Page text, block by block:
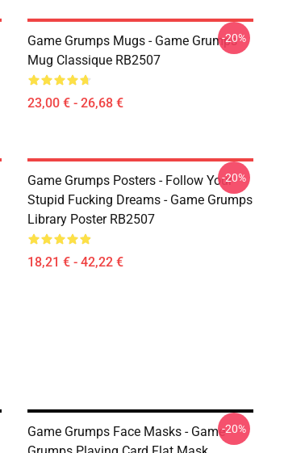
Game Grumps Mugs - Game Grumps
Mug Classique RB2507
23,00 € - 26,68 €
-20%
Game Grumps Posters - Follow Your
Stupid Fucking Dreams - Game Grumps
Library Poster RB2507
18,21 € - 42,22 €
-20%
Game Grumps Face Masks - Game-20%